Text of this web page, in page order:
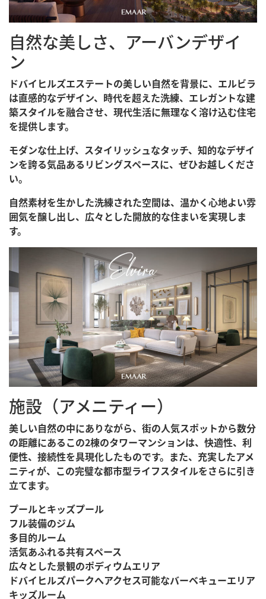
自然な美しさ、アーバンデザイ
ン
ドバイヒルズエステートの美しい自然を背景に、エルビラ
は直感的なデザイン、時代を超えた洗練、エレガントな建
築スタイルを融合させ、現代生活に無理なく溶け込む住宅
を提供します。
モダンな仕上げ、スタイリッシュなタッチ、知的なデザイ
ンを誇る気品あるリビングスペースに、ぜひお越しくださ
い。
自然素材を生かした洗練された空間は、温かく心地よい雰
囲気を醸し出し、広々とした開放的な住まいを実現しま
す。
施設（アメニティー）
美しい自然の中にありながら、街の人気スポットから数分
の距離にあるこの2棟のタワーマンションは、快適性、利
便性、接続性を具現化したものです。また、充実したアメ
ニティが、この完璧な都市型ライフスタイルをさらに引き
立てます。
プールとキッズプール
フル装備のジム
多目的ルーム
活気あふれる共有スペース
広々とした景観のポディウムエリア
ドバイヒルズパークへアクセス可能なバーベキューエリア
キッズルーム